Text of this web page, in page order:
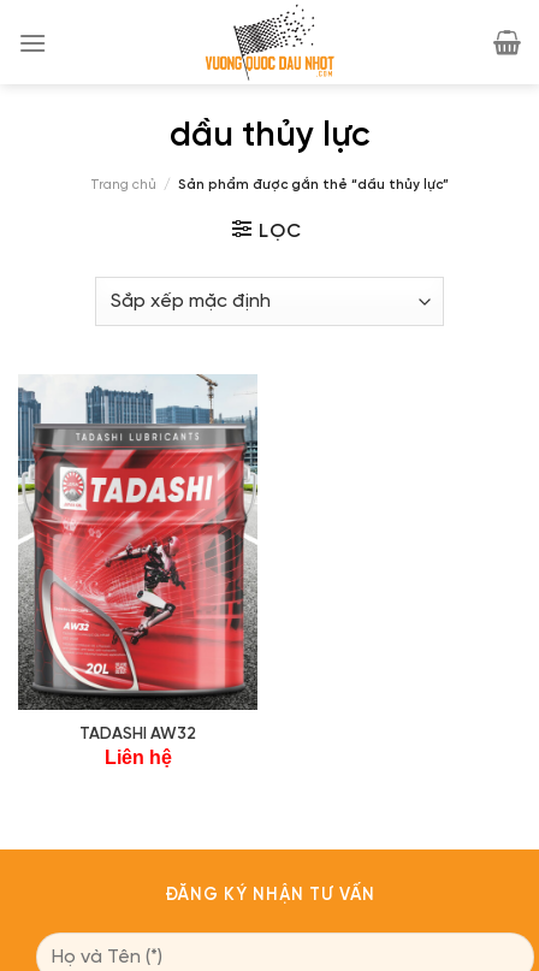
dầu thủy lực
Trang chủ / Sản phẩm được gắn thẻ “dầu thủy lực”
LỌC
TADASHI AW32
Liên hệ
ĐĂNG KÝ NHẬN TƯ VẤN